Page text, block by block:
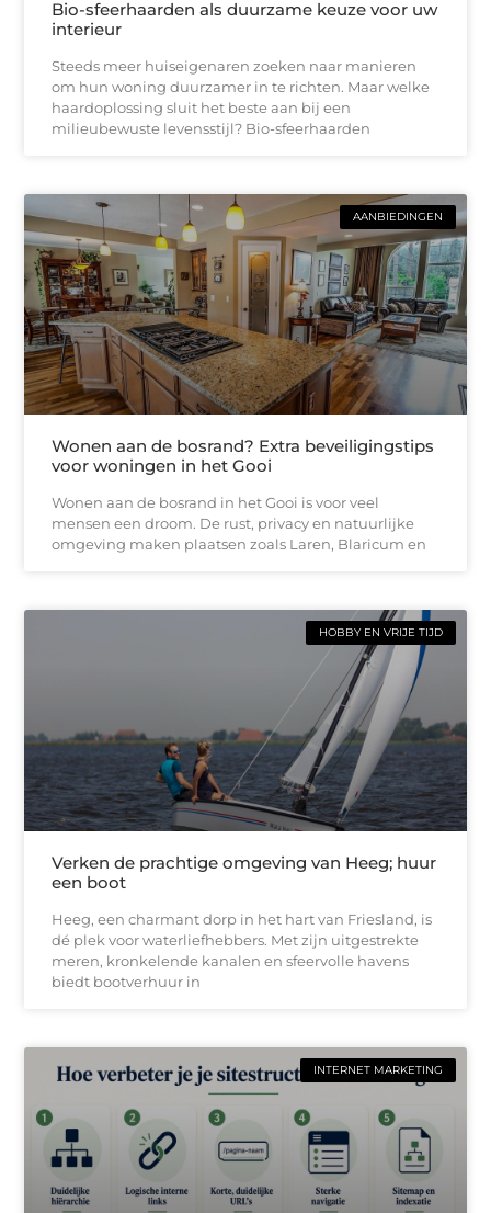
Bio-sfeerhaarden als duurzame keuze voor uw
interieur
Steeds meer huiseigenaren zoeken naar manieren
om hun woning duurzamer in te richten. Maar welke
haardoplossing sluit het beste aan bij een
milieubewuste levensstijl? Bio-sfeerhaarden
AANBIEDINGEN
Wonen aan de bosrand? Extra beveiligingstips
voor woningen in het Gooi
Wonen aan de bosrand in het Gooi is voor veel
mensen een droom. De rust, privacy en natuurlijke
omgeving maken plaatsen zoals Laren, Blaricum en
HOBBY EN VRIJE TIJD
Verken de prachtige omgeving van Heeg; huur
een boot
Heeg, een charmant dorp in het hart van Friesland, is
dé plek voor waterliefhebbers. Met zijn uitgestrekte
meren, kronkelende kanalen en sfeervolle havens
biedt bootverhuur in
INTERNET MARKETING